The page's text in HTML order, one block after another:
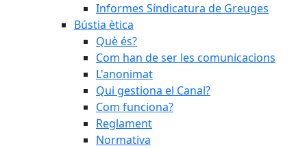
Informes Síndicatura de Greuges
Bústia ètica
Què és?
Com han de ser les comunicacions
L'anonimat
Qui gestiona el Canal?
Com funciona?
Reglament
Normativa